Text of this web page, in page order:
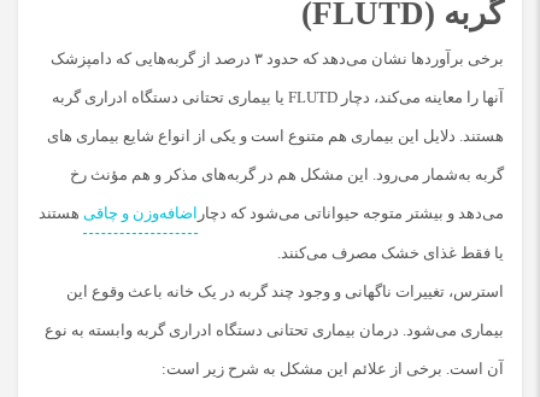
گربه (FLUTD)
برخی برآوردها نشان می‌دهد که حدود ۳ درصد از گربه‌هایی که دامپزشک
آنها را معاینه می‌کند، دچار FLUTD یا بیماری تحتانی دستگاه ادراری گربه
هستند. دلایل این بیماری هم متنوع است و یکی از انواع شایع بیماری های
گربه به‌شمار می‌رود. این مشکل هم در گربه‌های مذکر و هم مؤنث رخ
می‌دهد و بیشتر متوجه حیواناتی می‌شود که دچار اضافه‌وزن و چاقی هستند
یا فقط غذای خشک مصرف می‌کنند.
استرس، تغییرات ناگهانی و وجود چند گربه در یک خانه باعث وقوع این
بیماری می‌شود. درمان بیماری تحتانی دستگاه ادراری گربه وابسته به نوع
آن است. برخی از علائم این مشکل به شرح زیر است: